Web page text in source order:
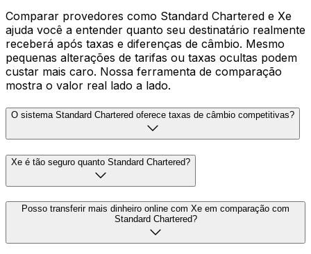
Comparar provedores como Standard Chartered e Xe
ajuda você a entender quanto seu destinatário realmente
receberá após taxas e diferenças de câmbio. Mesmo
pequenas alterações de tarifas ou taxas ocultas podem
custar mais caro. Nossa ferramenta de comparação
mostra o valor real lado a lado.
O sistema Standard Chartered oferece taxas de câmbio competitivas?
Xe é tão seguro quanto Standard Chartered?
Posso transferir mais dinheiro online com Xe em comparação com
Standard Chartered?